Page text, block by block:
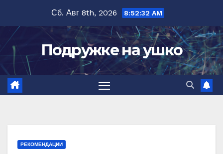
содержимому
Сб. Авг 8th, 2026 8:52:32 AM
Подружке на ушко
РЕКОМЕНДАЦИИ